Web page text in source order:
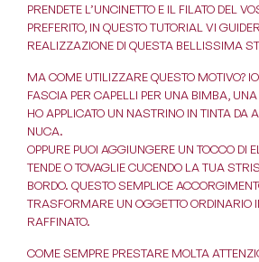
PRENDETE L’UNCINETTO E IL FILATO DEL
PREFERITO, IN QUESTO TUTORIAL VI
REALIZZAZIONE DI QUESTA BELLISSIMA
MA COME UTILIZZARE QUESTO MOTIVO?
FASCIA PER CAPELLI PER UNA BIMBA, UNA
HO APPLICATO UN NASTRINO IN TINTA DA
NUCA.
OPPURE PUOI AGGIUNGERE UN TOCCO DI
TENDE O TOVAGLIE CUCENDO LA TUA
BORDO. QUESTO SEMPLICE
TRASFORMARE UN OGGETTO ORDINARIO
RAFFINATO.
COME SEMPRE PRESTARE MOLTA